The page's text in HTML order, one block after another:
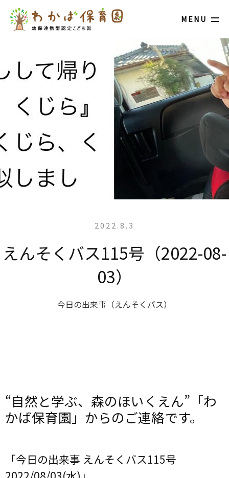
MENU
2022.8.3
えんそくバス115号（2022-08-
03）
今日の出来事（えんそくバス）
“自然と学ぶ、森のほいくえん”「わ
かば保育園」からのご連絡です。
「今日の出来事 えんそくバス115号